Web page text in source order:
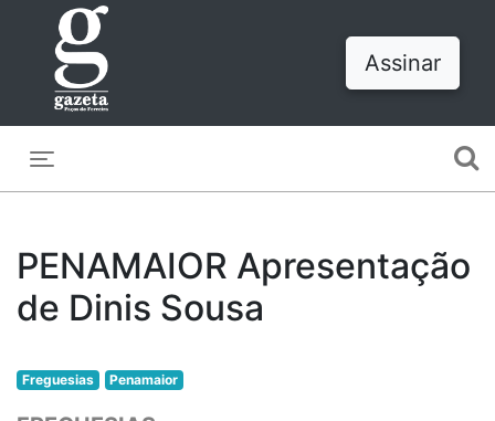
Assinar
PENAMAIOR Apresentação
de Dinis Sousa
Freguesias Penamaior